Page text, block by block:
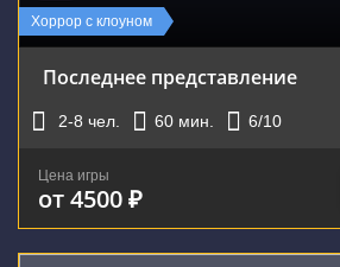
Хоррор с клоуном
Последнее представление
2-8 чел. 60 мин. 6/10
Цена игры
от 4500 ₽